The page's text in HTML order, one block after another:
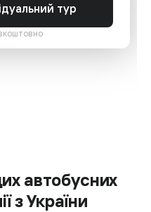
тур
автобусних
з України